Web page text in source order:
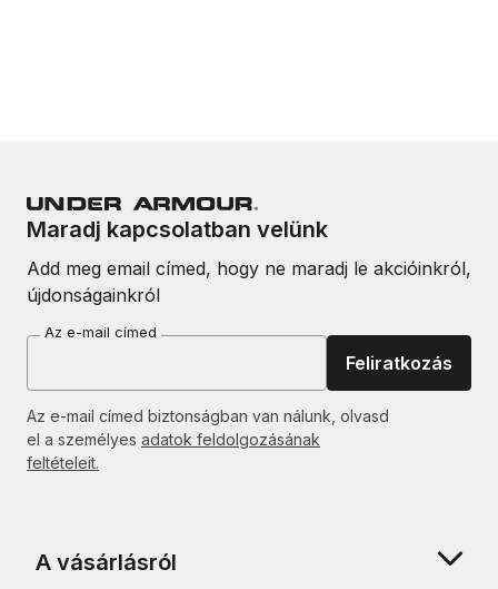
Maradj kapcsolatban velünk
Add meg email címed, hogy ne maradj le akcióinkról,
újdonságainkról
Az e-mail címed
Feliratkozás
Az e-mail címed biztonságban van nálunk, olvasd
el a személyes adatok feldolgozásának
feltételeit.
A vásárlásról